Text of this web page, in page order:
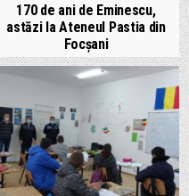
170 de ani de Eminescu,
astăzi la Ateneul Pastia din
Focșani